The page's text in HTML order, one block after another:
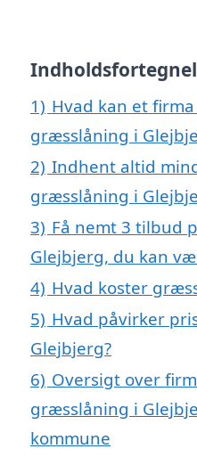
1) Hvad kan et
græsslåning i
2) Indhent altid
græsslåning i
3) Få nemt 3 tilbud
Glejbjerg, du kan
4) Hvad koster
5) Hvad påvirker
Glejbjerg?
6) Oversigt over
græsslåning i
kommune